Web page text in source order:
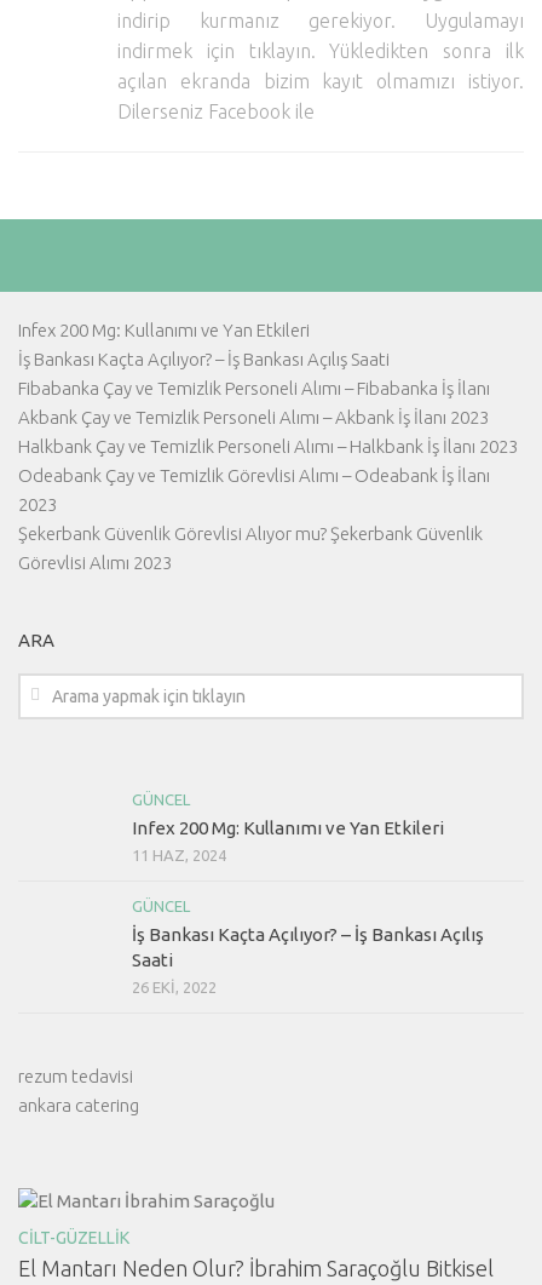
indirip kurmanız gerekiyor. Uygulamayı
indirmek için tıklayın. Yükledikten sonra ilk
açılan ekranda bizim kayıt olmamızı istiyor.
Dilerseniz Facebook ile
Infex 200 Mg: Kullanımı ve Yan Etkileri
İş Bankası Kaçta Açılıyor? – İş Bankası Açılış Saati
Fibabanka Çay ve Temizlik Personeli Alımı – Fibabanka İş İlanı
Akbank Çay ve Temizlik Personeli Alımı – Akbank İş İlanı 2023
Halkbank Çay ve Temizlik Personeli Alımı – Halkbank İş İlanı 2023
Odeabank Çay ve Temizlik Görevlisi Alımı – Odeabank İş İlanı
2023
Şekerbank Güvenlik Görevlisi Alıyor mu? Şekerbank Güvenlik
Görevlisi Alımı 2023
ARA
GÜNCEL
Infex 200 Mg: Kullanımı ve Yan Etkileri
11 HAZ, 2024
GÜNCEL
İş Bankası Kaçta Açılıyor? – İş Bankası Açılış
Saati
26 EKI, 2022
rezum tedavisi
ankara catering
CILT-GÜZELLIK
El Mantarı Neden Olur? İbrahim Saraçoğlu Bitkisel